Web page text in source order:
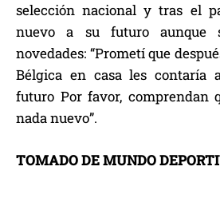
selección nacional y tras el
nuevo a su futuro aunque
novedades: “Prometí que
Bélgica en casa les contaría
futuro Por favor, comprendan
nada nuevo”.
TOMADO DE MUNDO